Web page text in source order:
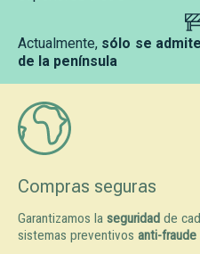
Actualmente, sólo se
de la península
Compras seguras
Garantizamos la seguridad de
sistemas preventivos anti-fraude